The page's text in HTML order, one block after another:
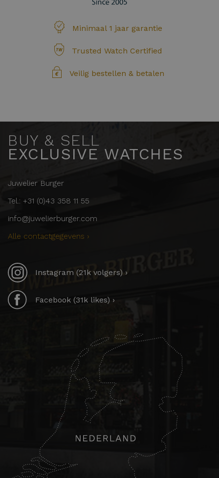
Minimaal 1 jaar garantie
Trusted Watch Certified
Veilig bestellen & betalen
BUY & SELL
EXCLUSIVE WATCHES
Juwelier Burger
Tel.: +31 (0)43 358 11 55
info@juwelierburger.com
Alle contactgegevens ›
Instagram (21k volgers) ›
Facebook (31k likes) ›